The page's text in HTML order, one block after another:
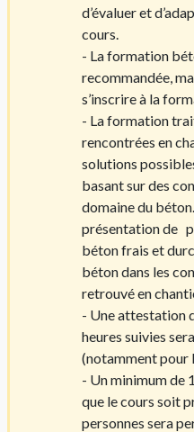
d’évaluer et
cours.
- La formation
recommandée,
s’inscrire à la
- La formation
rencontrées en
solutions
basant sur des
domaine du
présentation de
béton frais et
béton dans les
retrouvé en
- Une attestation
heures suivies
(notamment pour
- Un minimum de
que le cours soit
personnes sera